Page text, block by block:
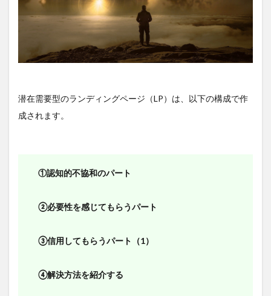
パー
⑧買
（言
い
訳）
2.9
⑨行
促す
パー
潜在需要型のランディングページ（LP）は、以下の構成で作
成されます。
①認知的不協和のパート
②必要性を感じてもらうパート
③信用してもらうパート（1）
④解決方法を紹介する